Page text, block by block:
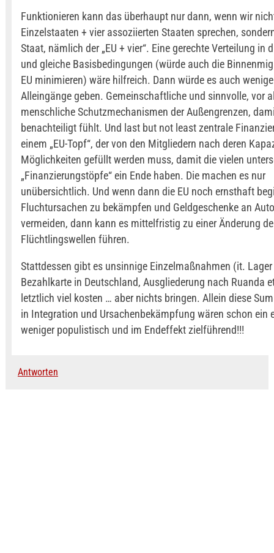
Funktionieren kann das überhaupt nur dann, wenn wir
Einzelstaaten + vier assoziierten Staaten sprechen,
Staat, nämlich der „EU + vier“. Eine gerechte Verteilung in
und gleiche Basisbedingungen (würde auch die
EU minimieren) wäre hilfreich. Dann würde es auch
Alleingänge geben. Gemeinschaftliche und sinnvolle, vor
menschliche Schutzmechanismen der Außengrenzen,
benachteiligt fühlt. Und last but not least zentrale
einem „EU-Topf“, der von den Mitgliedern nach deren
Möglichkeiten gefüllt werden muss, damit die vielen
„Finanzierungstöpfe“ ein Ende haben. Die machen es nur
unübersichtlich. Und wenn dann die EU noch ernsthaft
Fluchtursachen zu bekämpfen und Geldgeschenke an
vermeiden, dann kann es mittelfristig zu einer Änderung
Flüchtlingswellen führen.
Stattdessen gibt es unsinnige Einzelmaßnahmen (it.
Bezahlkarte in Deutschland, Ausgliederung nach Ruanda
letztlich viel kosten … aber nichts bringen. Allein diese
in Integration und Ursachenbekämpfung wären schon ein
weniger populistisch und im Endeffekt zielführend!!!
Antworten